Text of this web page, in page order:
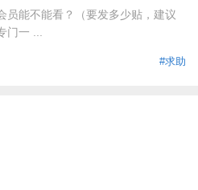
员能不能看？（要发多少贴，建议
一 ...
#求助